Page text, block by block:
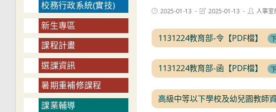
Post2025-01-13
Post2025-01-13
Post人事室
1131224教育部-令【PDF檔】
1131224教育部-函【PDF檔】
高級中等以下學校及幼兒園教師
校務行政系統(實技)
新生專區
課程計畫
選課資訊
暑期重補修課程
課業輔導